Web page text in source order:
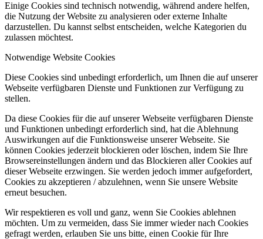
Einige Cookies sind technisch notwendig, während andere helfen,
die Nutzung der Website zu analysieren oder externe Inhalte
darzustellen. Du kannst selbst entscheiden, welche Kategorien du
zulassen möchtest.
Notwendige Website Cookies
Diese Cookies sind unbedingt erforderlich, um Ihnen die auf unserer
Webseite verfügbaren Dienste und Funktionen zur Verfügung zu
stellen.
Da diese Cookies für die auf unserer Webseite verfügbaren Dienste
und Funktionen unbedingt erforderlich sind, hat die Ablehnung
Auswirkungen auf die Funktionsweise unserer Webseite. Sie
können Cookies jederzeit blockieren oder löschen, indem Sie Ihre
Browsereinstellungen ändern und das Blockieren aller Cookies auf
dieser Webseite erzwingen. Sie werden jedoch immer aufgefordert,
Cookies zu akzeptieren / abzulehnen, wenn Sie unsere Website
erneut besuchen.
Wir respektieren es voll und ganz, wenn Sie Cookies ablehnen
möchten. Um zu vermeiden, dass Sie immer wieder nach Cookies
gefragt werden, erlauben Sie uns bitte, einen Cookie für Ihre